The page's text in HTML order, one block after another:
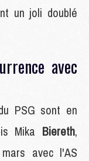
un joli doublé
avec
PSG sont en
Mika Biereth,
avec l'AS